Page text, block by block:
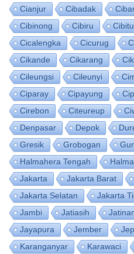
Cianjur
Cibadak
Cibinong
Cibiru
Cicalengka
Cicurug
Cikande
Cikarang
Cileungsi
Cileunyi
Ciparay
Cipayung
Cirebon
Citeureup
Denpasar
Depok
Gresik
Grobogan
Halmahera Tengah
Jakarta
Jakarta Barat
Jakarta Selatan
Jakarta
Jambi
Jatiasih
Jayapura
Jember
Karanganyar
Karawaci